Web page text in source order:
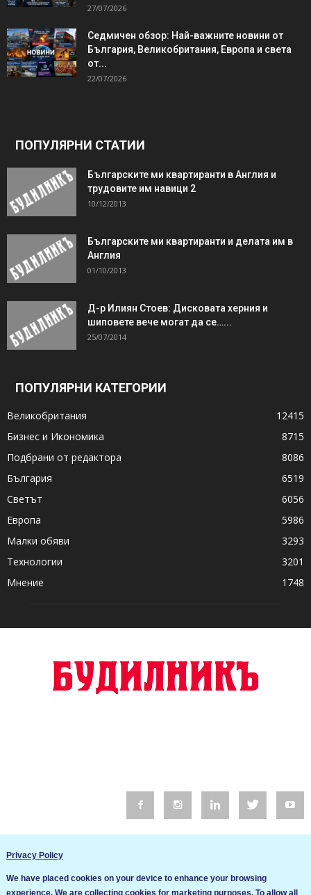
27/07/2026
Седмичен обзор: Най-важните новини от
България, Великобритания, Европа и света
от...
22/07/2026
ПОПУЛЯРНИ СТАТИИ
Българските ми квартиранти в Англия и
трудовите им навици 2
10/12/2013
Българските ми квартиранти и делата им в
Англия
01/10/2013
Д-р Илиян Стоев: Дисковата херния и
шиповете вече могат да се…...
25/07/2014
ПОПУЛЯРНИ КАТЕГОРИИ
Великобритания
12415
Бизнес и Икономика
8715
Подбрани от редактора
8086
България
6519
Светът
6056
Европа
5986
Малки обяви
3293
Технологии
3201
Мнение
1748
Privacy Policy
We have placed cookies on your device to enhance your browsing
experience. We are collecting cookies for marketing purposes. To allow all